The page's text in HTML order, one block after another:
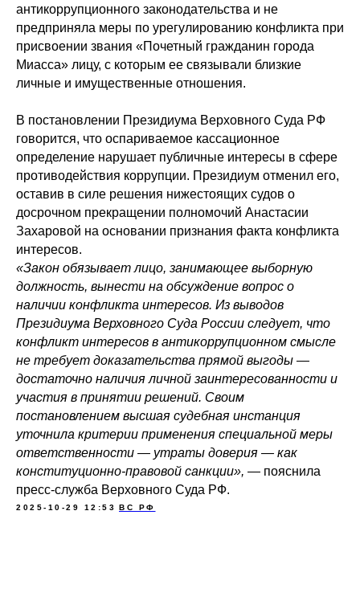
антикоррупционного законодательства и не
предприняла меры по урегулированию конфликта при
присвоении звания «Почетный гражданин города
Миасса» лицу, с которым ее связывали близкие
личные и имущественные отношения.
В постановлении Президиума Верховного Суда РФ
говорится, что оспариваемое кассационное
определение нарушает публичные интересы в сфере
противодействия коррупции. Президиум отменил его,
оставив в силе решения нижестоящих судов о
досрочном прекращении полномочий Анастасии
Захаровой на основании признания факта конфликта
интересов.
«Закон обязывает лицо, занимающее выборную
должность, вынести на обсуждение вопрос о
наличии конфликта интересов. Из выводов
Президиума Верховного Суда России следует, что
конфликт интересов в антикоррупционном смысле
не требует доказательства прямой выгоды —
достаточно наличия личной заинтересованности и
участия в принятии решений. Своим
постановлением высшая судебная инстанция
уточнила критерии применения специальной меры
ответственности — утраты доверия — как
конституционно-правовой санкции», — пояснила
пресс-служба Верховного Суда РФ.
2025-10-29 12:53 ВС РФ